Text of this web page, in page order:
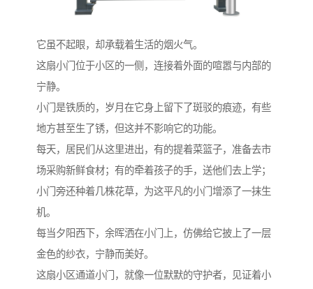
它虽不起眼，却承载着生活的烟火气。
这扇小门位于小区的一侧，连接着外面的喧嚣与内部的
宁静。
小门是铁质的，岁月在它身上留下了斑驳的痕迹，有些
地方甚至生了锈，但这并不影响它的功能。
每天，居民们从这里进出，有的提着菜篮子，准备去市
场采购新鲜食材；有的牵着孩子的手，送他们去上学；
小门旁还种着几株花草，为这平凡的小门增添了一抹生
机。
每当夕阳西下，余晖洒在小门上，仿佛给它披上了一层
金色的纱衣，宁静而美好。
这扇小区通道小门，就像一位默默的守护者，见证着小